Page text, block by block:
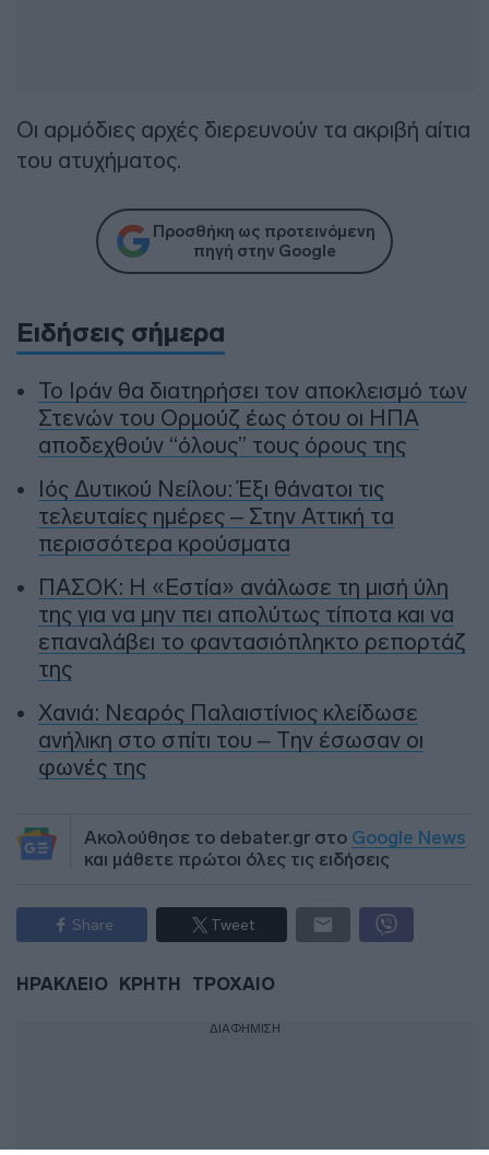
Οι αρμόδιες αρχές διερευνούν τα ακριβή αίτια
του ατυχήματος.
Προσθήκη ως προτεινόμενη
πηγή στην Google
Ειδήσεις σήμερα
To Ιράν θα διατηρήσει τον αποκλεισμό των
Στενών του Ορμούζ έως ότου οι ΗΠΑ
αποδεχθούν “όλους” τους όρους της
Ιός Δυτικού Νείλου: Έξι θάνατοι τις
τελευταίες ημέρες – Στην Αττική τα
περισσότερα κρούσματα
ΠΑΣΟΚ: Η «Εστία» ανάλωσε τη μισή ύλη
της για να μην πει απολύτως τίποτα και να
επαναλάβει το φαντασιόπληκτο ρεπορτάζ
της
Χανιά: Νεαρός Παλαιστίνιος κλείδωσε
ανήλικη στο σπίτι του – Την έσωσαν οι
φωνές της
Ακολούθησε το debater.gr στο Google News
και μάθετε πρώτοι όλες τις ειδήσεις
Share Tweet
ΗΡΑΚΛΕΙΟ ΚΡΗΤΗ ΤΡΟΧΑΙΟ
ΔΙΑΦΗΜΙΣΗ